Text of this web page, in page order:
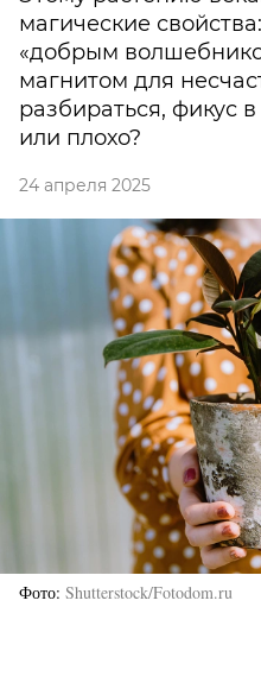
магические
«добрым
магнитом для
разбираться, фикус
или плохо?
24 апреля 2025
Фото Shutterstock/Fotodom.ru